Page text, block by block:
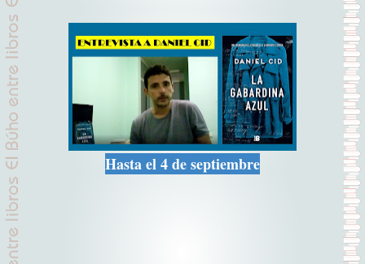
Hasta el 4 de septiembre